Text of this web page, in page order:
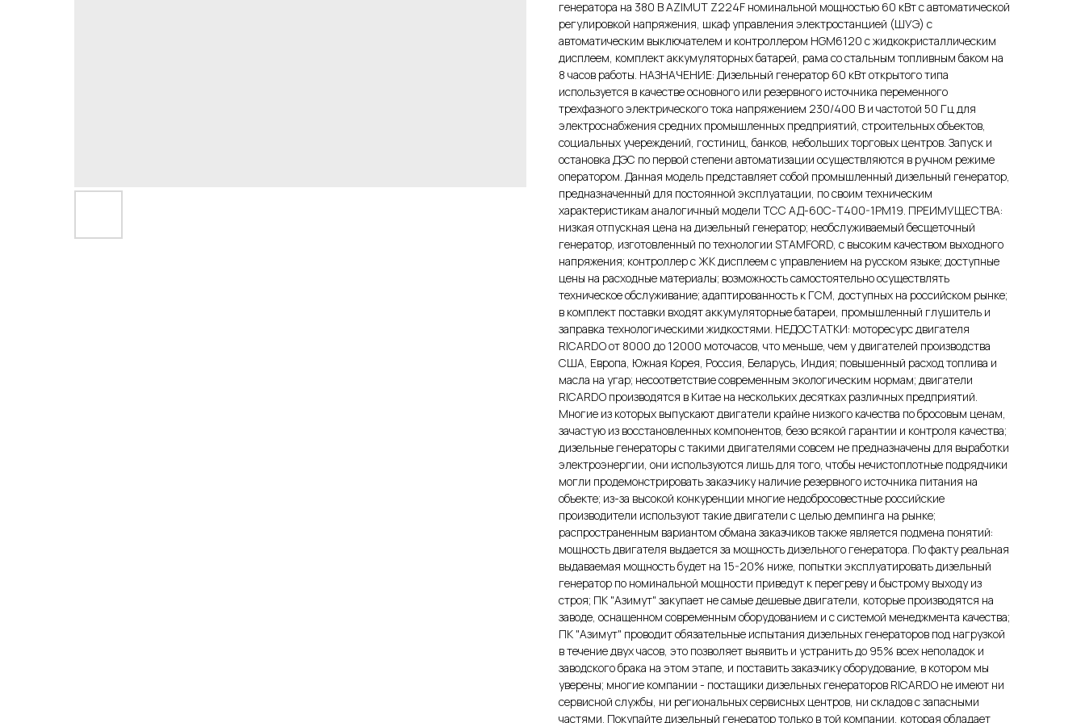
генератора на 380 В AZIMUT Z224F номинальной мощностью 60 кВт c автоматической
регулировкой напряжения, шкаф управления электростанцией (ШУЭ) с
автоматическим выключателем и контроллером HGM6120 с жидкокристаллическим
дисплеем, комплект аккумуляторных батарей, рама со стальным топливным баком на
8 часов работы. НАЗНАЧЕНИЕ: Дизельный генератор 60 кВт открытого типа
используется в качестве основного или резервного источника переменного
трехфазного электрического тока напряжением 230/400 В и частотой 50 Гц для
электроснабжения средних промышленных предприятий, строительных объектов,
социальных учереждений, гостиниц, банков, небольших торговых центров. Запуск и
остановка ДЭС по первой степени автоматизации осуществляются в ручном режиме
оператором. Данная модель представляет собой промышленный дизельный генератор,
предназначенный для постоянной эксплуатации, по своим техническим
характеристикам аналогичный модели ТСС АД-60С-Т400-1РМ19. ПРЕИМУЩЕСТВА:
низкая отпускная цена на дизельный генератор; необслуживаемый бесщеточный
генератор, изготовленный по технологии STAMFORD, с высоким качеством выходного
напряжения; контроллер с ЖК дисплеем с управлением на русском языке; доступные
цены на расходные материалы; возможность самостоятельно осуществлять
техническое обслуживание; адаптированность к ГСМ, доступных на российском рынке;
в комплект поставки входят аккумуляторные батареи, промышленный глушитель и
заправка технологическими жидкостями. НЕДОСТАТКИ: моторесурс двигателя
RICARDO от 8000 до 12000 моточасов, что меньше, чем у двигателей производства
США, Европа, Южная Корея, Россия, Беларусь, Индия; повышенный расход топлива и
масла на угар; несоответствие современным экологическим нормам; двигатели
RICARDO производятся в Китае на нескольких десятках различных предприятий.
Многие из которых выпускают двигатели крайне низкого качества по бросовым ценам,
зачастую из восстановленных компонентов, безо всякой гарантии и контроля качества;
дизельные генераторы с такими двигателями совсем не предназначены для выработки
электроэнергии, они используются лишь для того, чтобы нечистоплотные подрядчики
могли продемонстрировать заказчику наличие резервного источника питания на
объекте; из-за высокой конкуренции многие недобросовестные российские
производители используют такие двигатели с целью демпинга на рынке;
распространенным вариантом обмана заказчиков также является подмена понятий:
мощность двигателя выдается за мощность дизельного генератора. По факту реальная
выдаваемая мощность будет на 15-20% ниже, попытки эксплуатировать дизельный
генератор по номинальной мощности приведут к перегреву и быстрому выходу из
строя; ПК "Азимут" закупает не самые дешевые двигатели, которые производятся на
заводе, оснащенном современным оборудованием и с системой менеджмента качества;
ПК "Азимут" проводит обязательные испытания дизельных генераторов под нагрузкой
в течение двух часов, это позволяет выявить и устранить до 95% всех неполадок и
заводского брака на этом этапе, и поставить заказчику оборудование, в котором мы
уверены; многие компании - постащики дизельных генераторов RICARDO не имеют ни
сервисной службы, ни региональных сервисных центров, ни складов с запасными
частями. Покупайте дизельный генератор только в той компании, которая обладает